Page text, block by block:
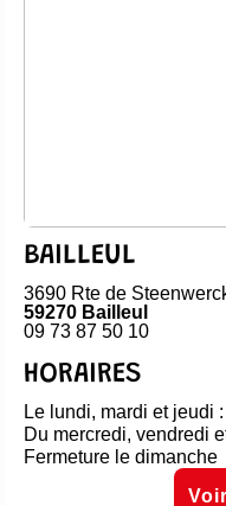
BAILLEUL
3690 Rte de
59270 Bailleul
09 73 87 50 10
HORAIRES
Le lundi, mardi et jeudi
Du mercredi, vendredi
Fermeture le dimanche